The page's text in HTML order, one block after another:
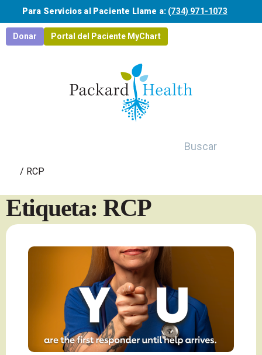
Saltar al contenido principal
Para Servicios al Paciente Llame a: (734) 971-1073
Donar Portal del Paciente MyChart
/ RCP
Etiqueta: RCP